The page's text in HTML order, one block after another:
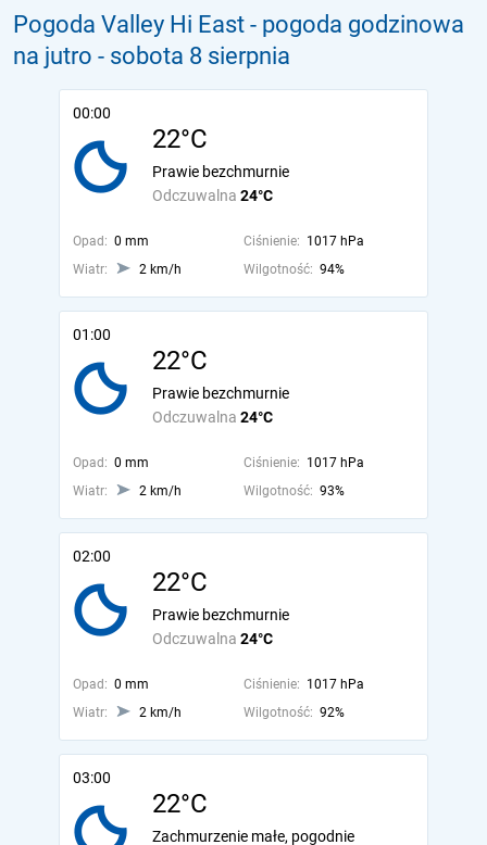
Pogoda Valley Hi East - pogoda godzinowa
na jutro - sobota 8 sierpnia
00:00
22°C
Odczuwalna 24°C
Prawie bezchmurnie
Opad: 0 mm Ciśnienie: 1017 hPa
Wiatr:
2 km/h Wilgotność: 94%
01:00
22°C
Odczuwalna 24°C
Prawie bezchmurnie
Opad: 0 mm Ciśnienie: 1017 hPa
Wiatr:
2 km/h Wilgotność: 93%
02:00
22°C
Odczuwalna 24°C
Prawie bezchmurnie
Opad: 0 mm Ciśnienie: 1017 hPa
Wiatr:
2 km/h Wilgotność: 92%
03:00
22°C
Zachmurzenie małe, pogodnie